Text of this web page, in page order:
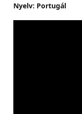
Nyelv: Portugál